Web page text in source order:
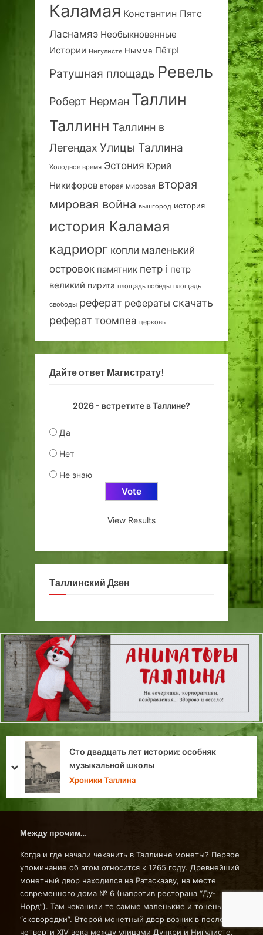
Каламая Константин Пятс
Ласнамяэ Необыкновенные
Истории Нигулисте Нымме ПётрI
Ратушная площадь Ревель
Роберт Нерман Таллин
Таллинн Таллинн в
Легендах Улицы Таллина
Холодное время Эстония Юрий
Никифоров вторая мировая вторая
мировая война вышгород история
история Каламая
кадриорг копли маленький
островок памятник петр i петр
великий пирита площадь победы площадь
свободы реферат рефераты скачать
реферат тоомпеа церковь
Дайте ответ Магистрату!
2026 - встретите в Таллине?
Да
Нет
Не знаю
View Results
Таллинский Дзен
«Кинодворец» на площади Свободы в
Таллине
Хроники Таллина
prev
next
Между прочим…
Когда и где начали чеканить в Таллинне монеты? Первое
упоминание об этом относится к 1265 году. Древнейший
монетный двор находился на Ратаскаэву, на месте
современного дома № 6 (напротив ресторана “Ду-
Норд”). Там чеканили те самые маленькие и тоненькие
“сковородки”. Второй монетный двор возник в последней
четверти ХIV века между улицами Дункри и Нигулисте.